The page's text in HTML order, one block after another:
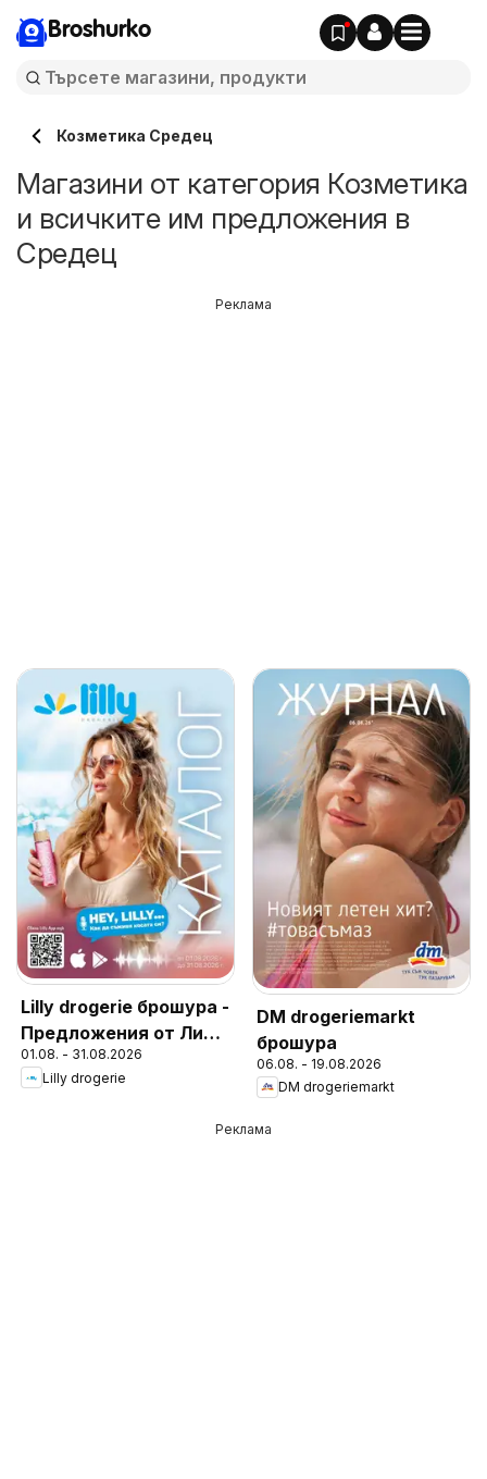
Broshurko
Козметика Средец
Магазини от категория Козметика
и всичките им предложения в
Средец
Lilly drogerie брошура -
Предложения от Лили
Дрогерие
01.08. - 31.08.2026
Lilly drogerie
DM drogeriemarkt
брошура
06.08. - 19.08.2026
DM drogeriemarkt
Реклама
Реклама